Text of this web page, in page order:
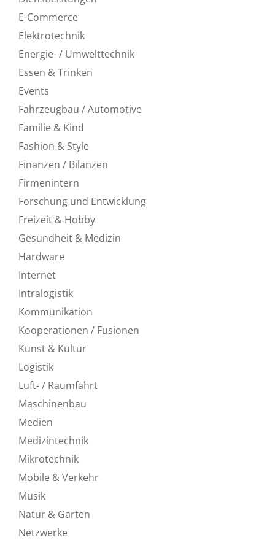
E-Commerce
Elektrotechnik
Energie- / Umwelttechnik
Essen & Trinken
Events
Fahrzeugbau / Automotive
Familie & Kind
Fashion & Style
Finanzen / Bilanzen
Firmenintern
Forschung und Entwicklung
Freizeit & Hobby
Gesundheit & Medizin
Hardware
Internet
Intralogistik
Kommunikation
Kooperationen / Fusionen
Kunst & Kultur
Logistik
Luft- / Raumfahrt
Maschinenbau
Medien
Medizintechnik
Mikrotechnik
Mobile & Verkehr
Musik
Natur & Garten
Netzwerke